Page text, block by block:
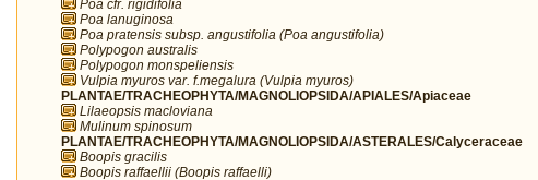
Poa cfr. rigidifolia
Poa lanuginosa
Poa pratensis subsp. angustifolia (Poa angustifolia)
Polypogon australis
Polypogon monspeliensis
Vulpia myuros var. f.megalura (Vulpia myuros)
PLANTAE/TRACHEOPHYTA/MAGNOLIOPSIDA/APIALES/Apiaceae
Lilaeopsis macloviana
Mulinum spinosum
PLANTAE/TRACHEOPHYTA/MAGNOLIOPSIDA/ASTERALES/Calyceraceae
Boopis gracilis
Boopis raffaellii (Boopis raffaelli)